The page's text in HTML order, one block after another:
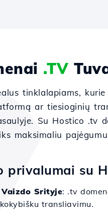
.TV
tinklalapiams,
ar tiesioginių
Su Hostico .tv
maksimaliu
privalumai su
Srityje: .tv
transliavimu.